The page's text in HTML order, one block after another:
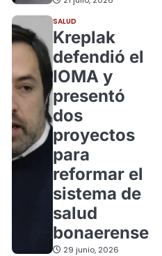
SALUD
Kreplak
defendió el
IOMA y
presentó
dos
proyectos
para
reformar el
sistema de
salud
bonaerense
29 junio, 2026